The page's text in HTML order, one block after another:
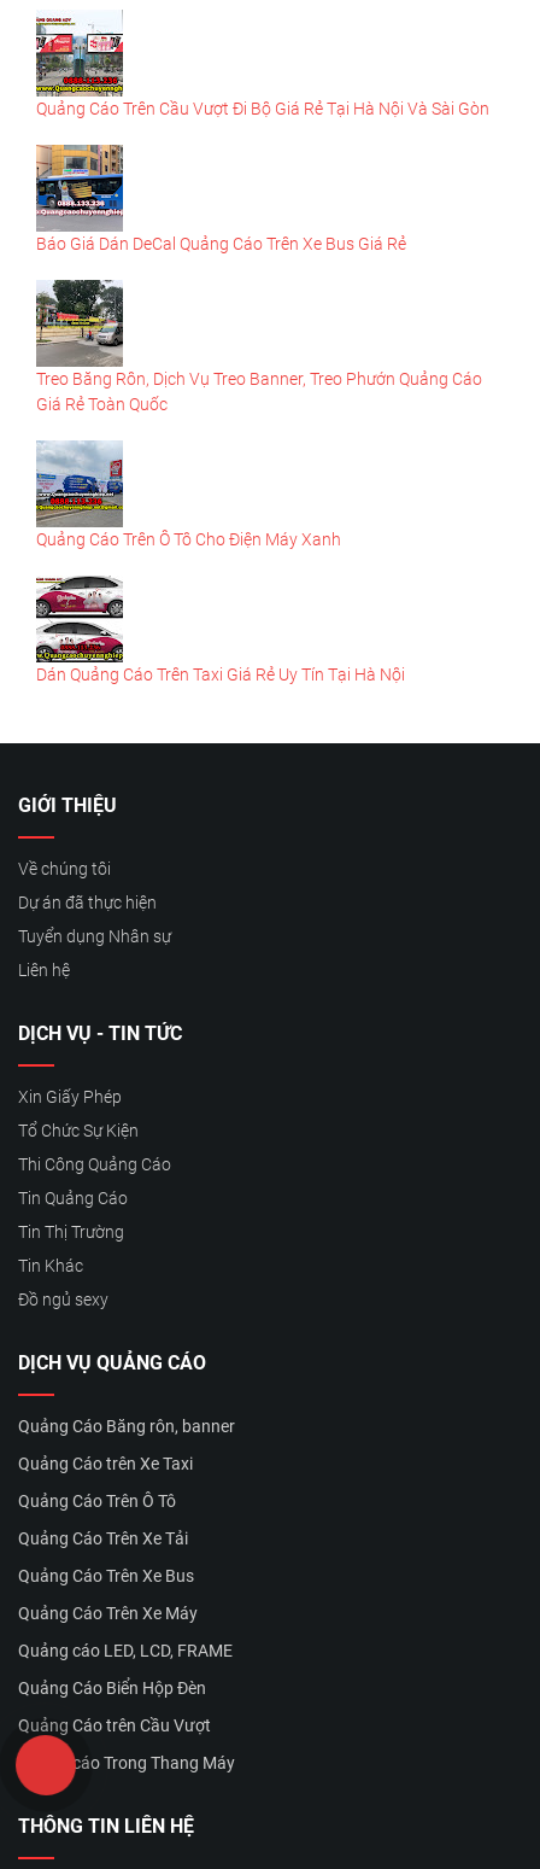
Quảng Cáo Trên Cầu Vượt Đi Bộ Giá Rẻ Tại Hà Nội Và Sài Gòn
Báo Giá Dán DeCal Quảng Cáo Trên Xe Bus Giá Rẻ
Treo Băng Rôn, Dịch Vụ Treo Banner, Treo Phướn Quảng Cáo
Giá Rẻ Toàn Quốc
Quảng Cáo Trên Ô Tô Cho Điện Máy Xanh
Dán Quảng Cáo Trên Taxi Giá Rẻ Uy Tín Tại Hà Nội
GIỚI THIỆU
Về chúng tôi
Dự án đã thực hiện
Tuyển dụng Nhân sự
Liên hệ
DỊCH VỤ - TIN TỨC
Xin Giấy Phép
Tổ Chức Sự Kiện
Thi Công Quảng Cáo
Tin Quảng Cáo
Tin Thị Trường
Tin Khác
Đồ ngủ sexy
DỊCH VỤ QUẢNG CÁO
Quảng Cáo Băng rôn, banner
Quảng Cáo trên Xe Taxi
Quảng Cáo Trên Ô Tô
Quảng Cáo Trên Xe Tải
Quảng Cáo Trên Xe Bus
Quảng Cáo Trên Xe Máy
Quảng cáo LED, LCD, FRAME
Quảng Cáo Biển Hộp Đèn
Quảng Cáo trên Cầu Vượt
Quảng cáo Trong Thang Máy
THÔNG TIN LIÊN HỆ